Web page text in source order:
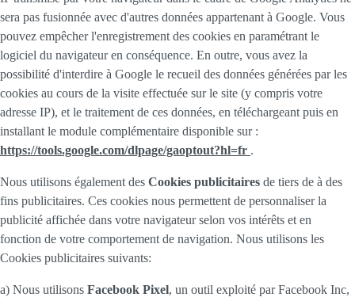
sera pas fusionnée avec d'autres données appartenant à Google. Vous
pouvez empêcher l'enregistrement des cookies en paramétrant le
logiciel du navigateur en conséquence. En outre, vous avez la
possibilité d'interdire à Google le recueil des données générées par les
cookies au cours de la visite effectuée sur le site (y compris votre
adresse IP), et le traitement de ces données, en téléchargeant puis en
installant le module complémentaire disponible sur :
https://tools.google.com/dlpage/gaoptout?hl=fr .
Nous utilisons également des Cookies publicitaires de tiers de à des
fins publicitaires. Ces cookies nous permettent de personnaliser la
publicité affichée dans votre navigateur selon vos intérêts et en
fonction de votre comportement de navigation. Nous utilisons les
Cookies publicitaires suivants:
a) Nous utilisons Facebook Pixel, un outil exploité par Facebook Inc,